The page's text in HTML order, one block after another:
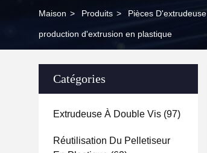
Maison > Produits > Pièces D'extrudeuse
production d'extrusion en plastique
Catégories
Extrudeuse À Double Vis (97)
Réutilisation Du Pelletiseur